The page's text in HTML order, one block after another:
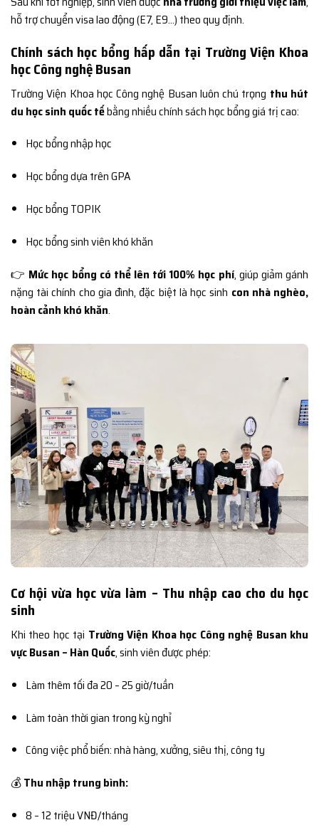
hỗ trợ chuyển visa lao động (E7, E9…) theo quy định.
Chính sách học bổng hấp dẫn tại Trường Viện Khoa
học Công nghệ Busan
Trường Viện Khoa học Công nghệ Busan luôn chú trọng thu hút
du học sinh quốc tếbằng nhiều chính sách học bổng giá trị cao:
Học bổng nhập học
Học bổng dựa trên GPA
Học bổng TOPIK
Học bổng sinh viên khó khăn
👉 Mức học bổng có thể lên tới 100% học phí, giúp giảm gánh
nặng tài chính cho gia đình, đặc biệt là học sinh con nhà nghèo,
hoàn cảnh khó khăn.
Cơ hội vừa học vừa làm – Thu nhập cao cho du học
sinh
Khi theo học tại Trường Viện Khoa học Công nghệ Busan khu
vực Busan – Hàn Quốc, sinh viên được phép:
Làm thêm tối đa 20 – 25 giờ/tuần
Làm toàn thời gian trong kỳ nghỉ
Công việc phổ biến: nhà hàng, xưởng, siêu thị, công ty
💰Thu nhập trung bình:
8 – 12 triệu VNĐ/tháng